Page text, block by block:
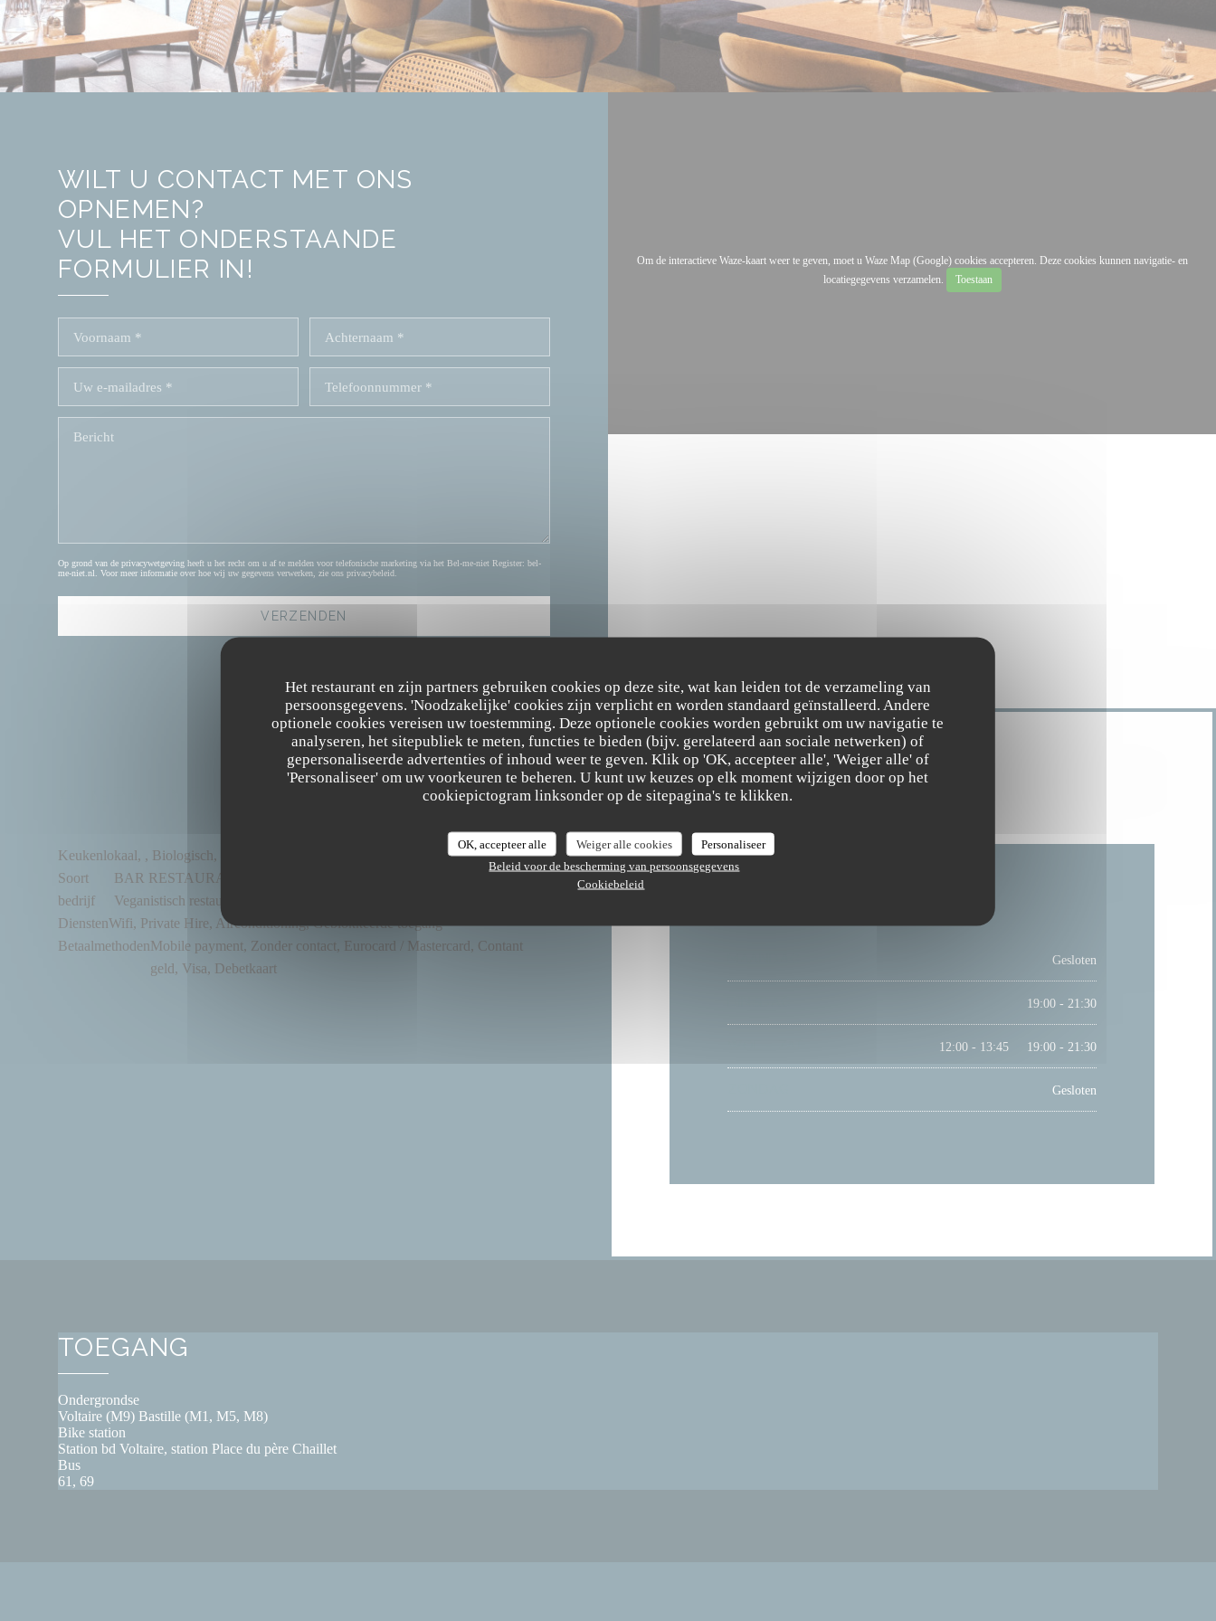
Het restaurant en zijn partners gebruiken cookies op deze site, wat kan leiden tot de verzameling van
persoonsgegevens. 'Noodzakelijke' cookies zijn verplicht en worden standaard geïnstalleerd. Andere
optionele cookies vereisen uw toestemming. Deze optionele cookies worden gebruikt om uw navigatie te
analyseren, het sitepubliek te meten, functies te bieden (bijv. gerelateerd aan sociale netwerken) of
gepersonaliseerde advertenties of inhoud weer te geven. Klik op 'OK, accepteer alle', 'Weiger alle' of
'Personaliseer' om uw voorkeuren te beheren. U kunt uw keuzes op elk moment wijzigen door op het
cookiepictogram linksonder op de sitepagina's te klikken.
OK, accepteer alle Weiger alle cookies
Personaliseer
Beleid voor de bescherming van persoonsgegevens
Cookiebeleid
WILT U CONTACT MET ONS
OPNEMEN?
VUL HET ONDERSTAANDE
FORMULIER IN!
Op grond van de privacywetgeving heeft u het recht om u af te melden voor telefonische marketing via het Bel-me-niet Register: bel-
me-niet.nl . Voor meer informatie over hoe wij uw gegevens verwerken, zie ons privacybeleid
Om de interactieve Waze-kaart weer te geven, moet u Waze Map (Google) cookies accepteren. Deze cookies kunnen navigatie- en
locatiegegevens verzamelen.
Toestaan
Keukenlokaal, , Biologisch, Eigengemaakt, vers product
Soort
bedrijf
BAR RESTAURANT BIO ET FAIT MAISON, Bistronomic Restaurant,
Veganistisch restaurant
DienstenWifi, Private Hire, Airconditioning, Geblokkeerde toegang
BetaalmethodenMobile payment, Zonder contact, Eurocard / Mastercard, Contant
geld, Visa, Debetkaart
OPENINGSTIJDEN
Gesloten
19:00 - 21:30
12:00 - 13:45 19:00 - 21:30
Gesloten
TOEGANG
Ondergrondse
Voltaire (M9) Bastille (M1, M5, M8)
Bike station
Station bd Voltaire, station Place du père Chaillet
Bus
61, 69
The Friendly Kitchen